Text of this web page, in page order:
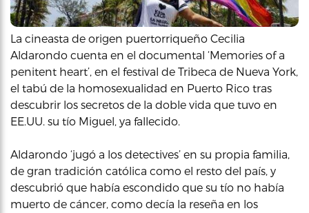
La cineasta de origen puertorriqueño Cecilia
Aldarondo cuenta en el documental ‘Memories of a
penitent heart’, en el festival de Tribeca de Nueva York,
el tabú de la homosexualidad en Puerto Rico tras
descubrir los secretos de la doble vida que tuvo en
EE.UU. su tío Miguel, ya fallecido.
Aldarondo ‘jugó a los detectives’ en su propia familia,
de gran tradición católica como el resto del país, y
descubrió que había escondido que su tío no había
muerto de cáncer, como decía la reseña en los